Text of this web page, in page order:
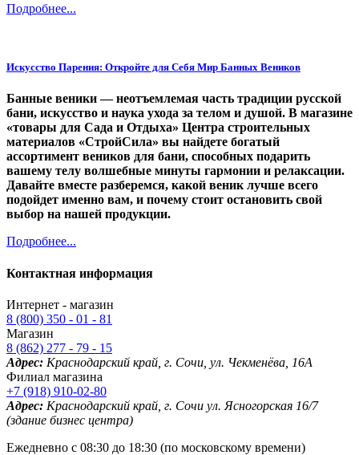
Подробнее...
Искусство Парения: Откройте для Себя Мир Банных Веников
Банные веники — неотъемлемая часть традиции русской
бани, искусство и наука ухода за телом и душой. В магазине
«товары для Сада и Отдыха» Центра строительных
материалов «СтройСила» вы найдете богатый
ассортимент веников для бани, способных подарить
вашему телу волшебные минуты гармонии и релаксации.
Давайте вместе разберемся, какой веник лучше всего
подойдет именно вам, и почему стоит остановить свой
выбор на нашей продукции.
Подробнее...
Контактная информация
Интернет - магазин
8 (800) 350 - 01 - 81
Магазин
8 (862) 277 - 79 - 15
Адрес: Краснодарский край, г. Сочи, ул. Чекменёва, 16А
Филиал магазина
+7 (918) 910-02-80
Адрес: Краснодарский край, г. Сочи ул. Ясногорская 16/7
(здание бизнес центра)
Ежедневно с 08:30 до 18:30 (по московскому времени)